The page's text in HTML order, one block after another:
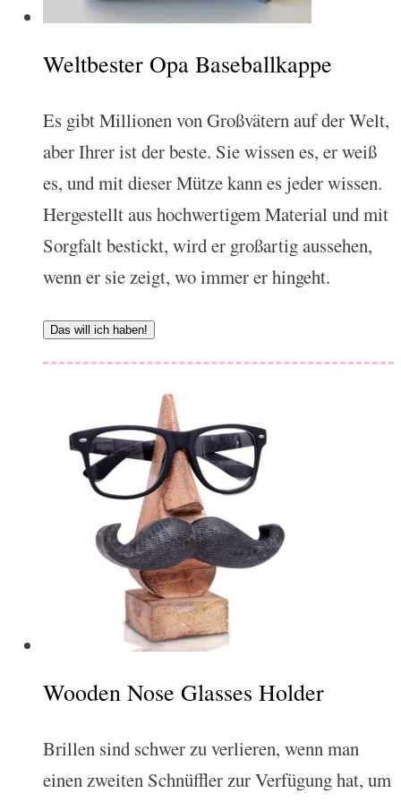
Weltbester Opa Baseballkappe
Es gibt Millionen von Großvätern auf der Welt,
aber Ihrer ist der beste. Sie wissen es, er weiß
es, und mit dieser Mütze kann es jeder wissen.
Hergestellt aus hochwertigem Material und mit
Sorgfalt bestickt, wird er großartig aussehen,
wenn er sie zeigt, wo immer er hingeht.
Das will ich haben!
Wooden Nose Glasses Holder
Brillen sind schwer zu verlieren, wenn man
einen zweiten Schnüffler zur Verfügung hat, um